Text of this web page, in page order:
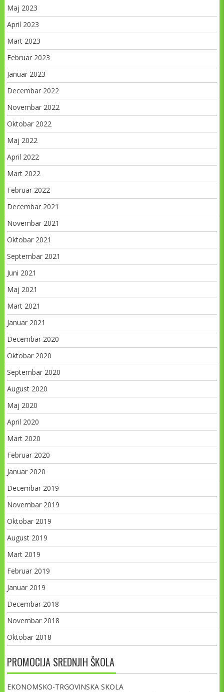
Maj 2023
April 2023
Mart 2023
Februar 2023
Januar 2023
Decembar 2022
Novembar 2022
Oktobar 2022
Maj 2022
April 2022
Mart 2022
Februar 2022
Decembar 2021
Novembar 2021
Oktobar 2021
Septembar 2021
Juni 2021
Maj 2021
Mart 2021
Januar 2021
Decembar 2020
Oktobar 2020
Septembar 2020
August 2020
Maj 2020
April 2020
Mart 2020
Februar 2020
Januar 2020
Decembar 2019
Novembar 2019
Oktobar 2019
August 2019
Mart 2019
Februar 2019
Januar 2019
Decembar 2018
Novembar 2018
Oktobar 2018
PROMOCIJA SREDNJIH ŠKOLA
EKONOMSKO-TRGOVINSKA SKOLA